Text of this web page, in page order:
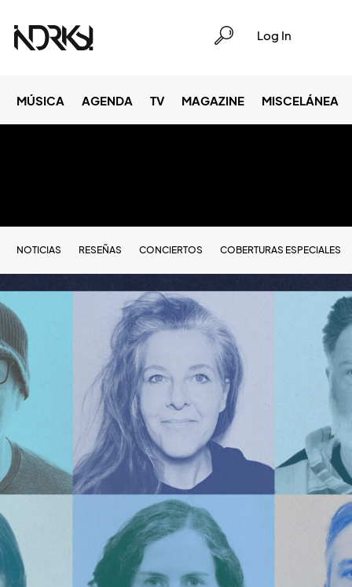
Log In
MÚSICA AGENDA TV MAGAZINE MISCELÁNEA
NOTICIAS RESEÑAS CONCIERTOS COBERTURAS ESPECIALES